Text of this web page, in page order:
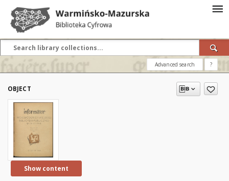
Advanced search ?
OBJECT
Show content